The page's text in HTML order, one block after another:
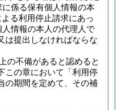
係る保有個人情報の本
る利用停止請求にあっ
情報の本人の代理人で
は提出しなければならな
の不備があると認めると
この章において「利用停
の期間を定めて、その補